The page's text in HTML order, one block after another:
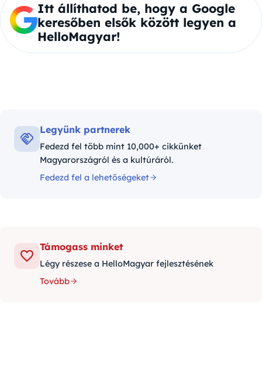
Itt állíthatod be, hogy a Google
keresőben elsők között legyen a
HelloMagyar!
Legyünk partnerek
Fedezd fel több mint 10,000+ cikkünket
Magyarországról és a kultúráról.
Fedezd fel a lehetőségeket
Támogass minket
Légy részese a HelloMagyar fejlesztésének
Tovább